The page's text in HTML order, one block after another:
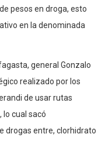
pesos en droga, esto
en la denominada
general Gonzalo
realizado por los
de usar rutas
cual sacó
drogas entre, clorhidrato